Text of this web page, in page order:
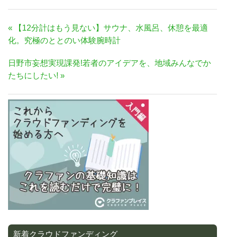
投
稿
ビ
ゲ
ー
シ
ョ
ン
前
の
事:
【12分計はもう見ない】サウナ、水風呂、休憩を最適
化。究極のととのい体験腕時計
次
の
事:
日野市妄想実現課発!若者のアイデアを、地域みんなでか
たちにしたい!
新着クラウドファンディング